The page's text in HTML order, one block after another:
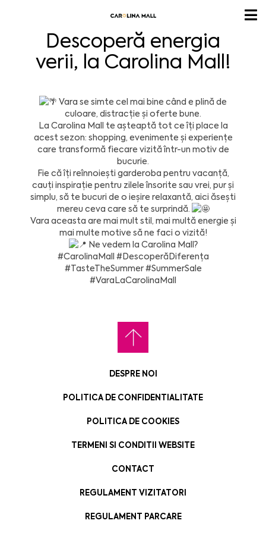
Descoperă energia
verii, la Carolina Mall!
Vara se simte cel mai bine când e plină de
culoare, distracție și oferte bune.
La Carolina Mall te așteaptă tot ce îți place la
acest sezon: shopping, evenimente și experiențe
care transformă fiecare vizită într-un motiv de
bucurie.
Fie că îți reînnoiești garderoba pentru vacanță,
cauți inspirație pentru zilele însorite sau vrei, pur și
simplu, să te bucuri de o ieșire relaxantă, aici ăsești
mereu ceva care să te surprindă.
Vara aceasta are mai mult stil, mai multă energie și
mai multe motive să ne faci o vizită!
Ne vedem la Carolina Mall?
#CarolinaMall #DescoperăDiferența
#TasteTheSummer#SummerSale
#VaraLaCarolinaMall
DESPRE NOI
POLITICA DE CONFIDENTIALITATE
POLITICA DE COOKIES
TERMENI SI CONDITII WEBSITE
CONTACT
REGULAMENT VIZITATORI
REGULAMENT PARCARE